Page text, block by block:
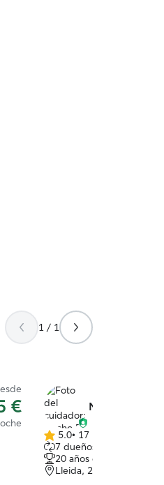
1 / 1
€ Nacho P.
5.0
de
5
estrellas
5.0• 17 reseñas
7 dueños que repiten
20 años de experiencia
Lleida, 25197